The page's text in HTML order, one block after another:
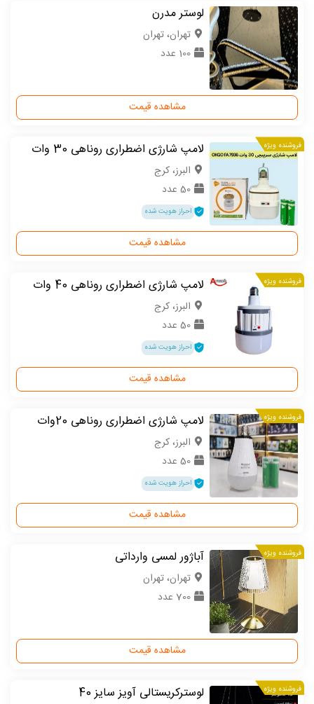
لوستر مدرن
تهران، تهران
100 عدد
مشاهده قیمت
فروشنده ویژه لامپ شارژی اضطراری روناهی 30 وات
البرز، کرج
50 عدد
احراز هویت شده
مشاهده قیمت
فروشنده ویژه لامپ شارژی اضطراری روناهی 40 وات
البرز، کرج
50 عدد
احراز هویت شده
مشاهده قیمت
فروشنده ویژه لامپ شارژی اضطراری روناهی 20وات
البرز، کرج
50 عدد
احراز هویت شده
مشاهده قیمت
فروشنده ویژه آباژور لمسی وارداتی
تهران، تهران
700 عدد
مشاهده قیمت
فروشنده ویژه لوسترکریستالی آویز سایز 40